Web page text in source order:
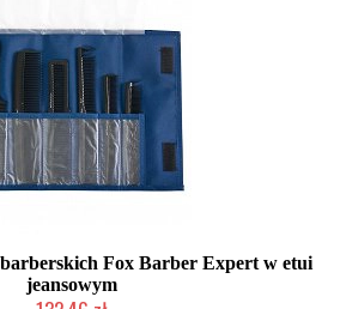
Fox Barber Expert w etui
jeansowym